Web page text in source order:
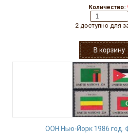
Количество:
2 доступно для
ООН Нью-Йорк 1986 год.